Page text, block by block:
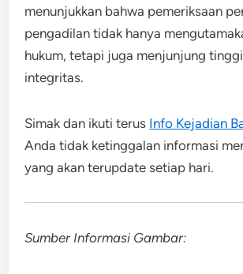
menunjukkan bahwa pemeriksaan
pengadilan tidak hanya
hukum, tetapi juga menjunjung
integritas.
Simak dan ikuti terus Info Kejadian
Anda tidak ketinggalan informasi
yang akan terupdate setiap hari.
Sumber Informasi Gambar: